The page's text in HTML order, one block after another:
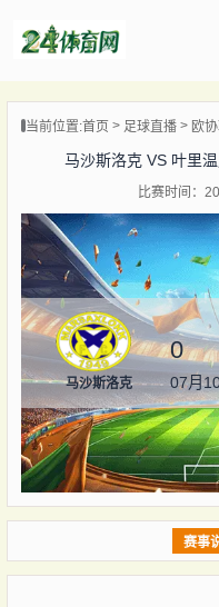
播
播
播
当前位置:首页 足球直播 欧
马沙斯洛克 VS 叶里
比赛时间：
马沙斯洛克
0
07月
赛事